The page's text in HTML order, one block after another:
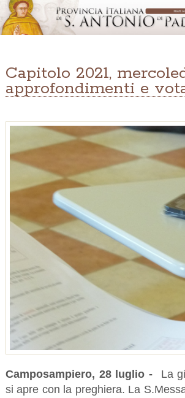
Capitolo 2021,
approfondimenti e
Camposampiero, 28 luglio -
La
si apre con la preghiera. La